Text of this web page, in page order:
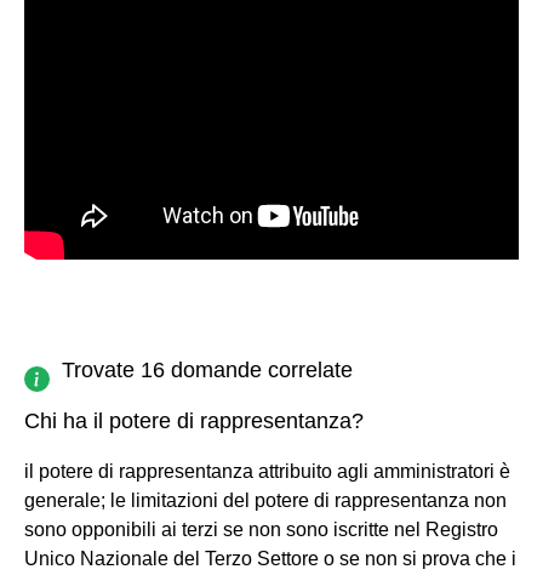
Trovate 16 domande correlate
Chi ha il potere di rappresentanza?
il potere di rappresentanza attribuito agli amministratori è
generale; le limitazioni del potere di rappresentanza non
sono opponibili ai terzi se non sono iscritte nel Registro
Unico Nazionale del Terzo Settore o se non si prova che i